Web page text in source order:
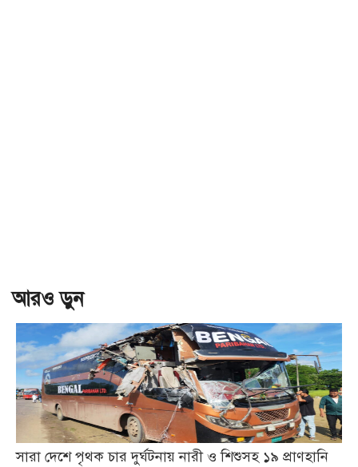
আরও ড়ুন
সারা দেশে পৃথক চার দুর্ঘটনায় নারী ও শিশুসহ ১৯ প্রাণহানি